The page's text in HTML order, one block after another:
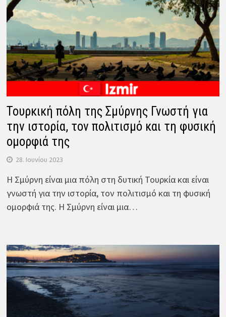
Τουρκική πόλη της Σμύρνης Γνωστή για
την ιστορία, τον πολιτισμό και τη φυσική
ομορφιά της
28. Ιουνίου 2023
Η Σμύρνη είναι μια πόλη στη δυτική Τουρκία και είναι
γνωστή για την ιστορία, τον πολιτισμό και τη φυσική
ομορφιά της. Η Σμύρνη είναι μια…